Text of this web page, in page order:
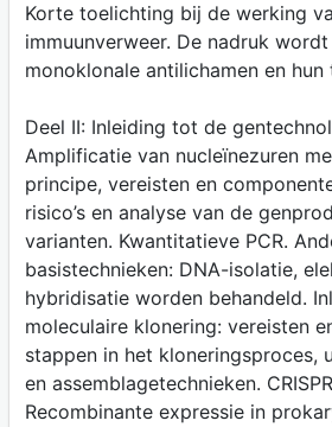
Korte toelichting bij de werking
immuunverweer. De nadruk
monoklonale antilichamen en hun
Deel II: Inleiding tot de
Amplificatie van nucleïnezuren
principe, vereisten en
risico’s en analyse van de
varianten. Kwantitatieve PCR.
basistechnieken: DNA-isolatie,
hybridisatie worden behandeld.
moleculaire klonering: vereisten
stappen in het kloneringsproces,
en assemblagetechnieken.
Recombinante expressie in